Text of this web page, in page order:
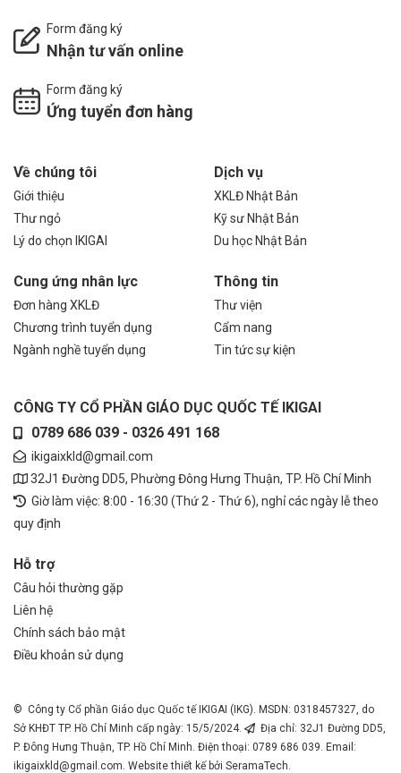
Form đăng ký
Nhận tư vấn online
Form đăng ký
Ứng tuyển đơn hàng
Về chúng tôi
Giới thiệu
Thư ngỏ
Lý do chọn IKIGAI
Dịch vụ
XKLĐ Nhật Bản
Kỹ sư Nhật Bản
Du học Nhật Bản
Cung ứng nhân lực
Đơn hàng XKLĐ
Chương trình tuyển dụng
Ngành nghề tuyển dụng
Thông tin
Thư viện
Cẩm nang
Tin tức sự kiện
CÔNG TY CỔ PHẦN GIÁO DỤC QUỐC TẾ IKIGAI
0789 686 039 - 0326 491 168
ikigaixkld@gmail.com
32J1 Đường DD5, Phường Đông Hưng Thuận, TP. Hồ Chí Minh
Giờ làm việc: 8:00 - 16:30 (Thứ 2 - Thứ 6), nghỉ các ngày lễ theo
quy định
Hỗ trợ
Câu hỏi thường gặp
Liên hệ
Chính sách bảo mật
Điều khoản sử dụng
© Công ty Cổ phần Giáo dục Quốc tế IKIGAI (IKG). MSDN: 0318457327, do
Sở KHĐT TP. Hồ Chí Minh cấp ngày: 15/5/2024.
Địa chỉ: 32J1 Đường DD5,
P. Đông Hưng Thuận, TP. Hồ Chí Minh. Điện thoại: 0789 686 039. Email:
ikigaixkld@gmail.com. Website thiết kế bởi SeramaTech.